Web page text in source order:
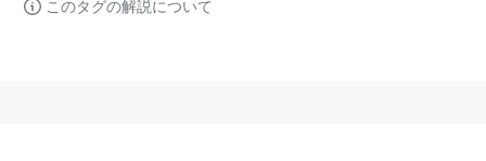
このタグの解説について